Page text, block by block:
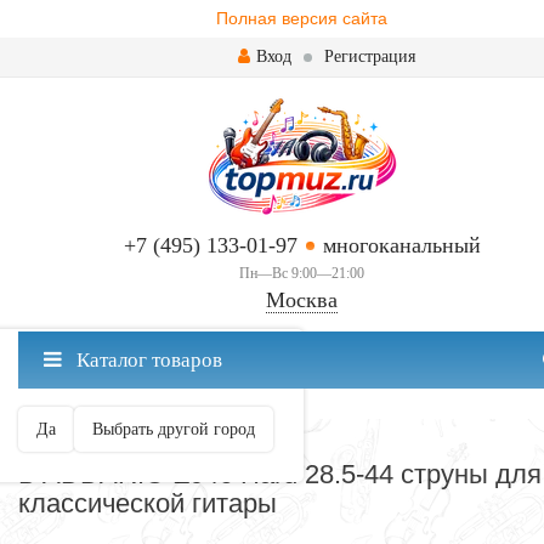
Полная версия сайта
Вход Регистрация
+7 (495) 133-01-97 многоканальный
Пн—Вс 9:00—21:00
Москва
Москва ваш город?
Да Выбрать другой город
Каталог товаров
СТРУНЫ ДЛЯ ГИТАРЫ
D'ADDARIO EJ46 Hard 28.5-44 струны для
классической гитары